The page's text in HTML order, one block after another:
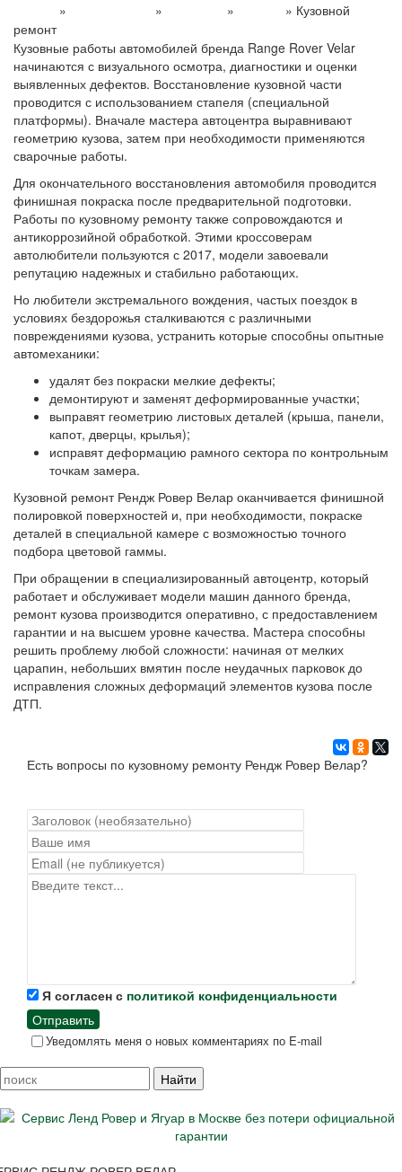
» » » » Кузовной
ремонт
Кузовные работы автомобилей бренда Range Rover Velar
начинаются с визуального осмотра, диагностики и оценки
выявленных дефектов. Восстановление кузовной части
проводится с использованием стапеля (специальной
платформы). Вначале мастера автоцентра выравнивают
геометрию кузова, затем при необходимости применяются
сварочные работы.
Для окончательного восстановления автомобиля проводится
финишная покраска после предварительной подготовки.
Работы по кузовному ремонту также сопровождаются и
антикоррозийной обработкой. Этими кроссоверам
автолюбители пользуются с 2017, модели завоевали
репутацию надежных и стабильно работающих.
Но любители экстремального вождения, частых поездок в
условиях бездорожья сталкиваются с различными
повреждениями кузова, устранить которые способны опытные
автомеханики:
удалят без покраски мелкие дефекты;
демонтируют и заменят деформированные участки;
выправят геометрию листовых деталей (крыша, панели,
капот, дверцы, крылья);
исправят деформацию рамного сектора по контрольным
точкам замера.
Кузовной ремонт Рендж Ровер Велар оканчивается финишной
полировкой поверхностей и, при необходимости, покраске
деталей в специальной камере с возможностью точного
подбора цветовой гаммы.
При обращении в специализированный автоцентр, который
работает и обслуживает модели машин данного бренда,
ремонт кузова производится оперативно, с предоставлением
гарантии и на высшем уровне качества. Мастера способны
решить проблему любой сложности: начиная от мелких
царапин, небольших вмятин после неудачных парковок до
исправления сложных деформаций элементов кузова после
ДТП.
Есть вопросы по кузовному ремонту Рендж Ровер Велар?
Я согласен с политикой конфиденциальности
Отправить
Уведомлять меня о новых комментариях по E-mail